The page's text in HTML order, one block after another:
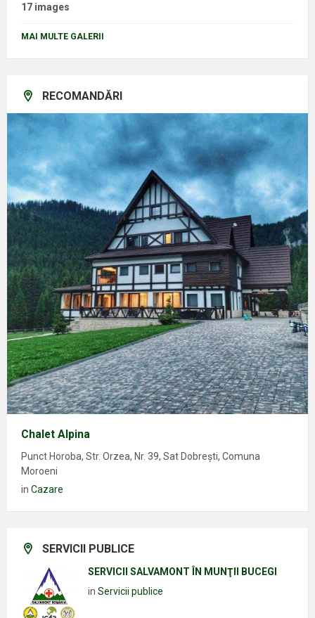
17 images
MAI MULTE GALERII
RECOMANDĂRI
Chalet Alpina
Punct Horoba, Str. Orzea, Nr. 39, Sat Dobrești, Comuna
Moroeni
in Cazare
SERVICII PUBLICE
SERVICII SALVAMONT ÎN MUNŢII BUCEGI
in Servicii publice